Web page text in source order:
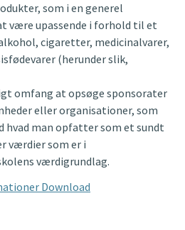
som i en generel
være upassende i forhold til et
cigaretter, medicinalvarer,
(herunder slik,
omfang at opsøge sponsorater
eller organisationer, som
hvad man opfatter som et sundt
værdier som er i
værdigrundlag.
Download